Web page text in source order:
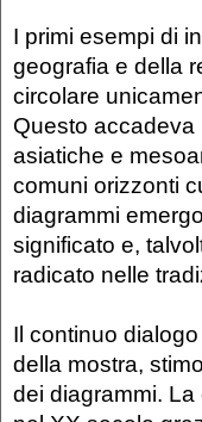
I primi esempi di
geografia e della
circolare
Questo
asiatiche e
comuni orizzonti
diagrammi
significato e,
radicato nelle
Il continuo
della mostra,
dei diagrammi.